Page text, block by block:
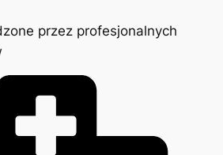
przez profesjonalnych